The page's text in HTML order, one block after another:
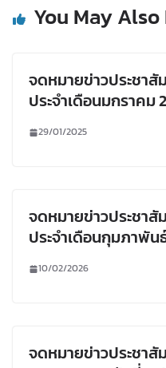
You May
จดหมายข่าวประชา
ประจำเดือนมกราคม
29/01/2025
จดหมายข่าวประชา
ประจำเดือนกุมภาพัน
10/02/2026
จดหมายข่าวประชาสั